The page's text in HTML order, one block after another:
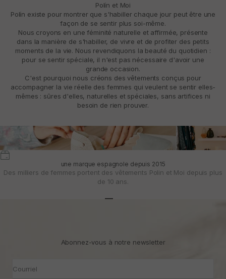
Polín et Moi
Polín existe pour montrer que s'habiller chaque jour peut être une
façon de se sentir plus soi-même.
Nous croyons en une féminité naturelle et affirmée, présente
dans la manière de s'habiller, de vivre et de profiter des petits
moments de la vie. Nous revendiquons la beauté du quotidien :
pour se sentir spéciale, il n'est pas nécessaire d'avoir une
grande occasion.
C'est pourquoi nous créons des vêtements conçus pour
accompagner la vie réelle des femmes qui veulent se sentir elles-
mêmes : sûres d'elles, naturelles et spéciales, sans artifices ni
besoin de rien prouver.
une marque espagnole depuis 2015
Des milliers de femmes portent des vêtements Polin et Moi depuis plus
de 10 ans.
Abonnez-vous à notre newsletter
Courriel